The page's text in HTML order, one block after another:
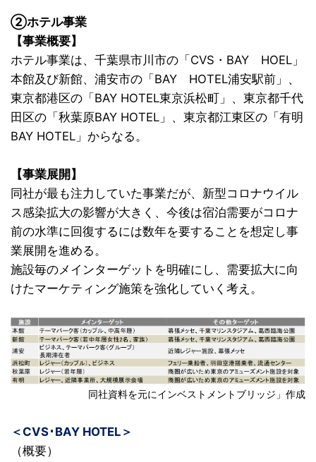
②ホテル事業
【事業概要】
ホテル事業は、千葉県市川市の「CVS・BAY HOEL」
本館及び新館、浦安市の「BAY HOTEL浦安駅前」、
東京都港区の「BAY HOTEL東京浜松町」、東京都千代
田区の「秋葉原BAY HOTEL」、東京都江東区の「有明
BAY HOTEL」からなる。
【事業展開】
同社が最も注力していた事業だが、新型コロナウイル
ス感染拡大の影響が大きく、今後は宿泊需要がコロナ
前の水準に回復するには数年を要することを想定し事
業展開を進める。
施設毎のメインターゲットを明確にし、需要拡大に向
けたマーケティング施策を強化していく考え。
同社資料を元にインベストメントブリッジ」作成
＜CVS･BAY HOTEL＞
（概要）